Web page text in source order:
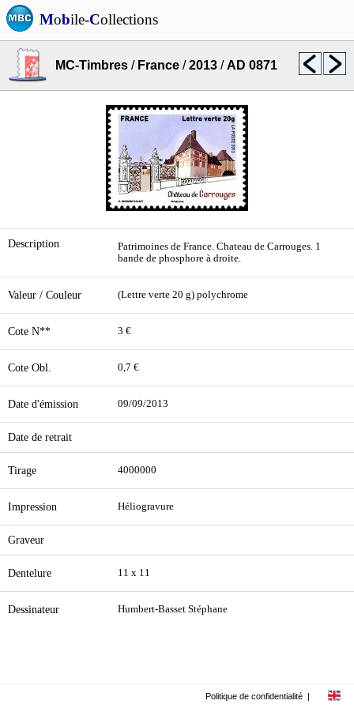
Mobile-Collections
MC-Timbres / France /2013 /AD 0871
Description
Patrimoines de France. Chateau de Carrouges. 1
bande de phosphore à droite.
Valeur / Couleur (Lettre verte 20 g) polychrome
Cote N** 3 €
Cote Obl. 0,7 €
Date d'émission 09/09/2013
Date de retrait
Tirage 4000000
Impression Héliogravure
Graveur
Dentelure 11 x 11
Dessinateur Humbert-Basset Stéphane
Politique de confidentialité |